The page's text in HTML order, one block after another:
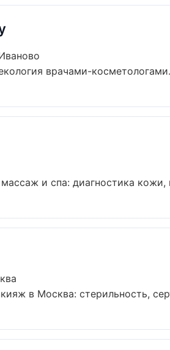
врачами-
и спа: диагностика кожи,
в Москва: стерильность,